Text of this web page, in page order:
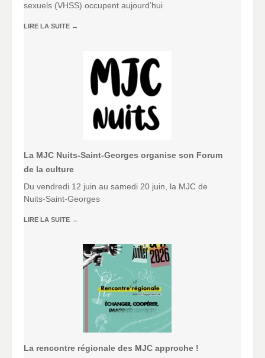
sexuels (VHSS) occupent aujourd’hui
LIRE LA SUITE →
La MJC Nuits-Saint-Georges organise son Forum
de la culture
Du vendredi 12 juin au samedi 20 juin, la MJC de
Nuits-Saint-Georges
LIRE LA SUITE →
La rencontre régionale des MJC approche !